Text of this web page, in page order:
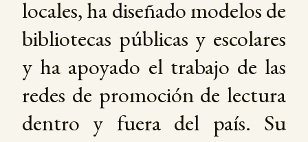
locales, ha diseñado modelos de
bibliotecas públicas y escolares
y ha apoyado el trabajo de las
redes de promoción de lectura
dentro y fuera del país. Su